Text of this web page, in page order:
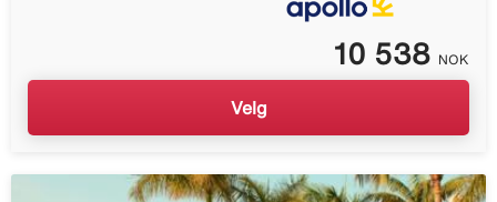
10 538 NOK
Velg